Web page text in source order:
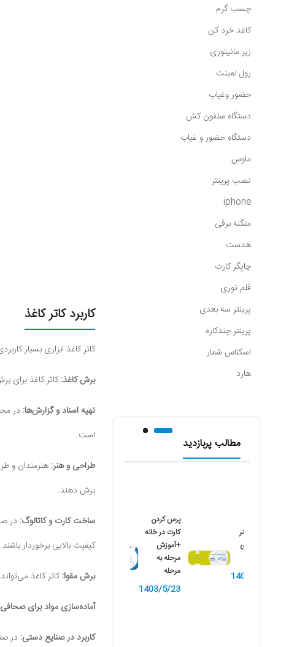
چسب گرم
کاغد خرد کن
زیر مانیتوری
رول لمینت
حضور وغیاب
دستگاه سلفون کش
دستگاه حضور و غیاب
ماوس
نصب پرینتر
iphone
منگنه برقی
هدست
چاپگر کارت
قلم نوری
پرینتر سه بعدی
پرینتر چندکاره
اسکناس شمار
هارد
مطالب پربازدید
پرس کردن
کارت در خانه
+آموزش
مرحله به
مرحله
1403/5/23
نصب اسکنر
کانن بر روی
1402/10/9
کاربرد کاتر کاغذ
کاتر کاغذ ابزاری بسیار
برش کاغذ: کاتر کاغذ برای
تهیه اسناد و گزارش‌ها: در
است.
طراحی و هنر: هنرمندان و
برش دهند.
ساخت کارت و کاتالوگ: در
کیفیت بالایی برخوردار باشند.
برش مقوا: کاتر کاغذ
آماده‌سازی مواد برای
کاربرد در صنایع دستی: در